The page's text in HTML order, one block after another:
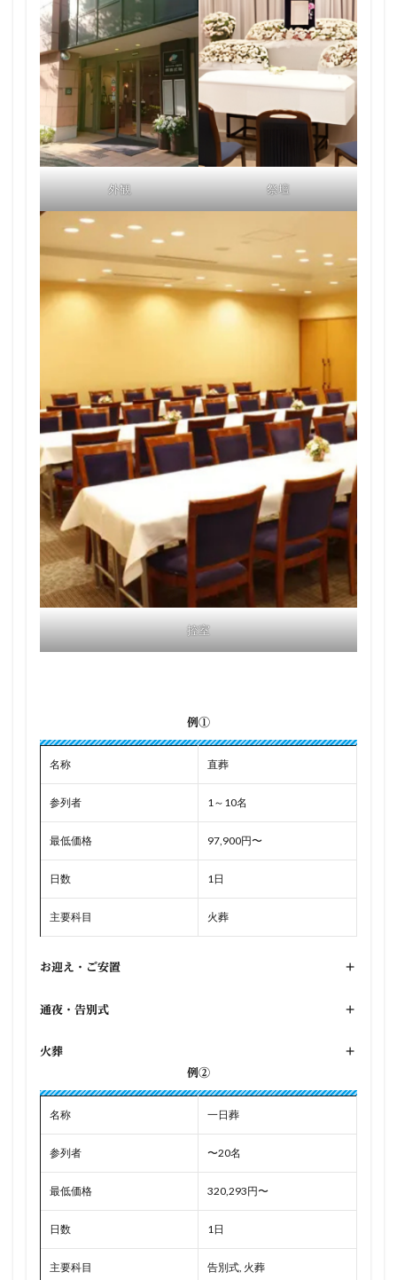
外観 祭壇
控室
例①
名称 直葬
参列者 1～10名
最低価格 97,900円〜
日数 1日
主要科目 火葬
お迎え・ご安置 +
通夜・告別式 +
火葬
+
例②
名称 一日葬
参列者 〜20名
最低価格 320,293円〜
日数 1日
主要科目 告別式, 火葬